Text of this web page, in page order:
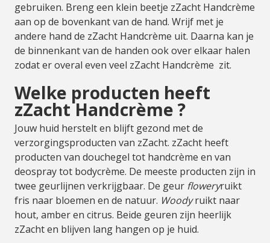
gebruiken. Breng een klein beetje zZacht Handcrème
aan op de bovenkant van de hand. Wrijf met je
andere hand de zZacht Handcrème uit. Daarna kan je
de binnenkant van de handen ook over elkaar halen
zodat er overal even veel zZacht Handcrème zit.
Welke producten heeft
zZacht Handcrème ?
Jouw huid herstelt en blijft gezond met de
verzorgingsproducten van zZacht. zZacht heeft
producten van douchegel tot handcrème en van
deospray tot bodycrème. De meeste producten zijn in
twee geurlijnen verkrijgbaar. De geur floweryruikt
fris naar bloemen en de natuur. Woodyruikt naar
hout, amber en citrus. Beide geuren zijn heerlijk
zZacht en blijven lang hangen op je huid.